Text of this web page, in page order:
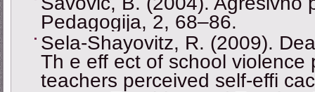
Pedagogija, 2, 68–86.
Sela-Shayovitz, R. (2009).
Th e eff ect of school violence
teachers perceived self-effi